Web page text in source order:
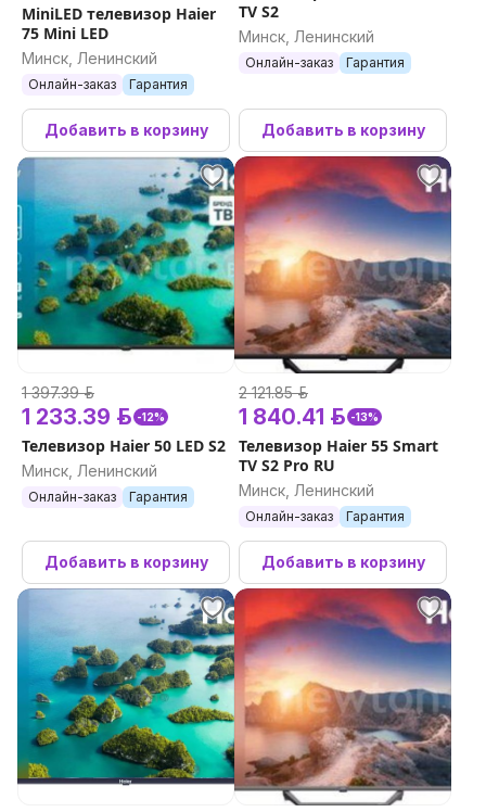
MiniLED телевизор Haier
75 Mini LED
Минск, Ленинский
Онлайн-заказ Гарантия
Добавить в корзину
TV S2
Минск, Ленинский
Онлайн-заказ Гарантия
Добавить в корзину
1 397.39 р.
1 233.39 р. -12%
Телевизор Haier 50 LED S2
Минск, Ленинский
Онлайн-заказ Гарантия
Добавить в корзину
2 121.85 р.
1 840.41 р. -13%
Телевизор Haier 55 Smart
TV S2 Pro RU
Минск, Ленинский
Онлайн-заказ Гарантия
Добавить в корзину